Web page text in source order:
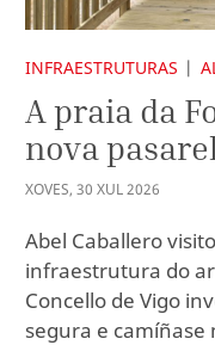
INFRAESTRUTURAS
A praia da
nova
XOVES, 30 XUL2026
Abel Caballero
infraestrutura do
Concello de Vigo
segura e camíñase